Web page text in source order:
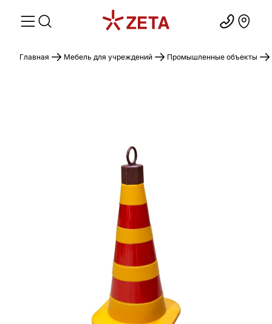
Главная Мебель для учреждений Промышленные объекты